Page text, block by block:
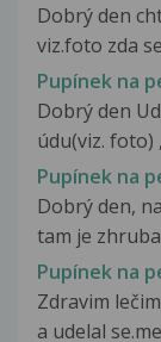
Dobrý den
viz.foto zda
Pupínek na
Dobrý den
údu(viz. foto)
Pupínek na
Dobrý den,
tam je
Pupínek na
Zdravim
a udelal